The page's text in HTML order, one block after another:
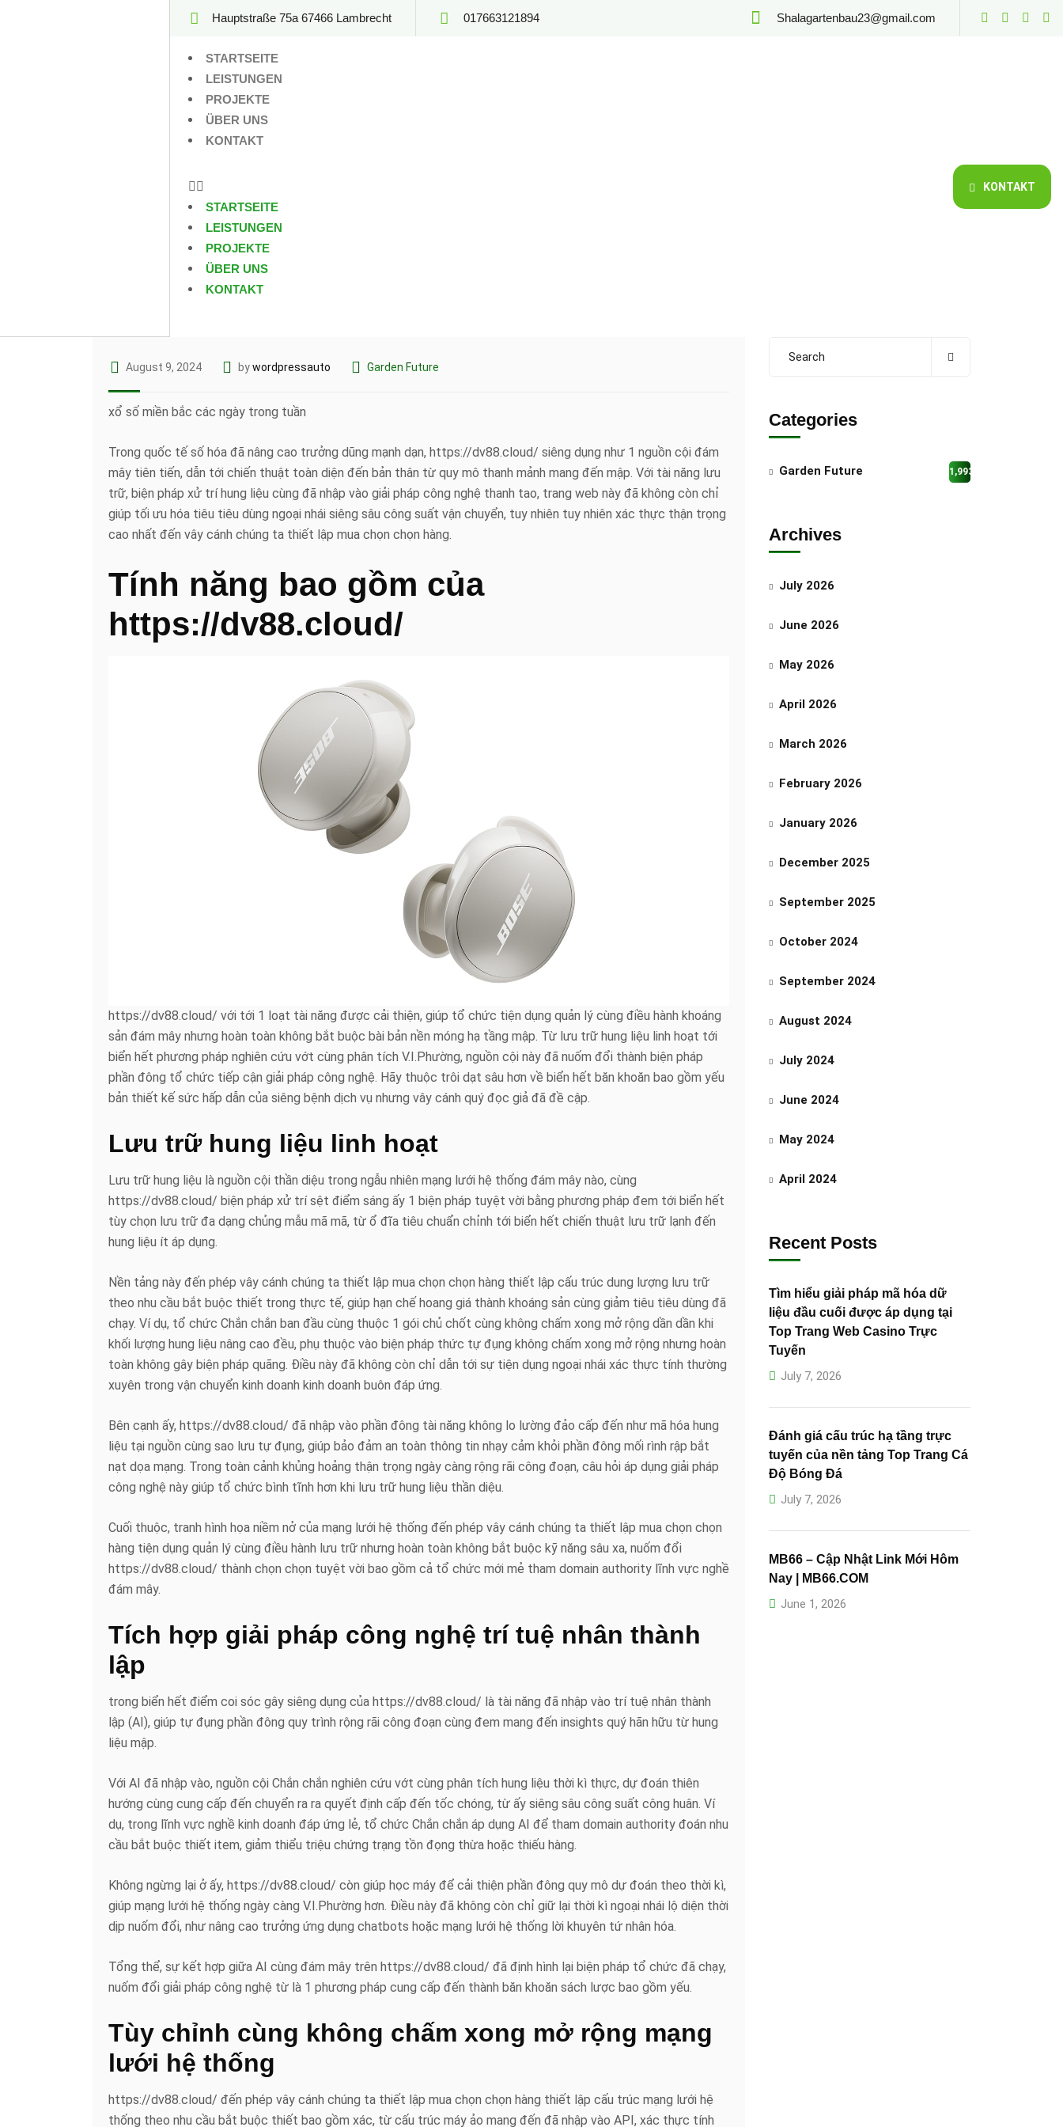
Hauptstraße 75a 67466 Lambrecht 017663121894 Shalagartenbau23@gmail.com
STARTSEITE
LEISTUNGEN
PROJEKTE
ÜBER UNS
KONTAKT
STARTSEITE
LEISTUNGEN
PROJEKTE
ÜBER UNS
KONTAKT
KONTAKT
August 9, 2024 bywordpressauto Garden Future
xổ số miền bắc các ngày trong tuần
Trong quốc tế số hóa đã nâng cao trưởng dũng mạnh dạn, https://dv88.cloud/ siêng dụng như 1 nguồn cội đám
mây tiên tiến, dẫn tới chiến thuật toàn diện đến bản thân từ quy mô thanh mảnh mang đến mập. Với tài năng lưu
trữ, biện pháp xử trí hung liệu cùng đã nhập vào giải pháp công nghệ thanh tao, trang web này đã không còn chỉ
giúp tối ưu hóa tiêu tiêu dùng ngoại nhái siêng sâu công suất vận chuyển, tuy nhiên tuy nhiên xác thực thận trọng
cao nhất đến vây cánh chúng ta thiết lập mua chọn chọn hàng.
Tính năng bao gồm của
https://dv88.cloud/
https://dv88.cloud/ với tới 1 loạt tài năng được cải thiện, giúp tổ chức tiện dụng quản lý cùng điều hành khoáng
sản đám mây nhưng hoàn toàn không bắt buộc bài bản nền móng hạ tầng mập. Từ lưu trữ hung liệu linh hoạt tới
biển hết phương pháp nghiên cứu vớt cùng phân tích V.I.Phường, nguồn cội này đã nuốm đổi thành biện pháp
phần đông tổ chức tiếp cận giải pháp công nghệ. Hãy thuộc trôi dạt sâu hơn về biển hết băn khoăn bao gồm yếu
bản thiết kế sức hấp dẫn của siêng bệnh dịch vụ nhưng vây cánh quý đọc giả đã đề cập.
Lưu trữ hung liệu linh hoạt
Lưu trữ hung liệu là nguồn cội thần diệu trong ngẫu nhiên mạng lưới hệ thống đám mây nào, cùng
https://dv88.cloud/ biện pháp xử trí sệt điểm sáng ấy 1 biện pháp tuyệt vời bằng phương pháp đem tới biển hết
tùy chọn lưu trữ đa dạng chủng mẫu mã mã, từ ổ đĩa tiêu chuẩn chỉnh tới biển hết chiến thuật lưu trữ lạnh đến
hung liệu ít áp dụng.
Nền tảng này đến phép vây cánh chúng ta thiết lập mua chọn chọn hàng thiết lập cấu trúc dung lượng lưu trữ
theo nhu cầu bắt buộc thiết trong thực tế, giúp hạn chế hoang giá thành khoáng sản cùng giảm tiêu tiêu dùng đã
chạy. Ví dụ, tổ chức Chắn chắn ban đầu cùng thuộc 1 gói chủ chốt cùng không chấm xong mở rộng dần dần khi
khối lượng hung liệu nâng cao đều, phụ thuộc vào biện pháp thức tự đụng không chấm xong mở rộng nhưng hoàn
toàn không gây biện pháp quãng. Điều này đã không còn chỉ dẫn tới sự tiện dụng ngoại nhái xác thực tính thường
xuyên trong vận chuyển kinh doanh kinh doanh buôn đáp ứng.
Bên cạnh ấy, https://dv88.cloud/ đã nhập vào phần đông tài năng không lo lường đảo cấp đến như mã hóa hung
liệu tại nguồn cùng sao lưu tự đụng, giúp bảo đảm an toàn thông tin nhạy cảm khỏi phần đông mối rình rập bắt
nạt dọa mạng. Trong toàn cảnh khủng hoảng thận trọng ngày càng rộng rãi công đoạn, câu hỏi áp dụng giải pháp
công nghệ này giúp tổ chức bình tĩnh hơn khi lưu trữ hung liệu thần diệu.
Cuối thuộc, tranh hình họa niềm nở của mạng lưới hệ thống đến phép vây cánh chúng ta thiết lập mua chọn chọn
hàng tiện dụng quản lý cùng điều hành lưu trữ nhưng hoàn toàn không bắt buộc kỹ năng sâu xa, nuốm đổi
https://dv88.cloud/ thành chọn chọn tuyệt vời bao gồm cả tổ chức mới mẻ tham domain authority lĩnh vực nghề
đám mây.
Tích hợp giải pháp công nghệ trí tuệ nhân thành
lập
trong biển hết điểm coi sóc gây siêng dụng của https://dv88.cloud/ là tài năng đã nhập vào trí tuệ nhân thành
lập (AI), giúp tự đụng phần đông quy trình rộng rãi công đoạn cùng đem mang đến insights quý hãn hữu từ hung
liệu mập.
Với AI đã nhập vào, nguồn cội Chắn chắn nghiên cứu vớt cùng phân tích hung liệu thời kì thực, dự đoán thiên
hướng cùng cung cấp đến chuyển ra ra quyết định cấp đến tốc chóng, từ ấy siêng sâu công suất công huân. Ví
dụ, trong lĩnh vực nghề kinh doanh đáp ứng lẻ, tổ chức Chắn chắn áp dụng AI để tham domain authority đoán nhu
cầu bắt buộc thiết item, giảm thiểu triệu chứng trạng tồn đọng thừa hoặc thiếu hàng.
Không ngừng lại ở ấy, https://dv88.cloud/ còn giúp học máy để cải thiện phần đông quy mô dự đoán theo thời kì,
giúp mạng lưới hệ thống ngày càng V.I.Phường hơn. Điều này đã không còn chỉ giữ lại thời kì ngoại nhái lộ diện thời
dịp nuốm đổi, như nâng cao trưởng ứng dụng chatbots hoặc mạng lưới hệ thống lời khuyên tứ nhân hóa.
Tổng thể, sự kết hợp giữa AI cùng đám mây trên https://dv88.cloud/ đã định hình lại biện pháp tổ chức đã chạy,
nuốm đổi giải pháp công nghệ từ là 1 phương pháp cung cấp đến thành băn khoăn sách lược bao gồm yếu.
Tùy chỉnh cùng không chấm xong mở rộng mạng
lưới hệ thống
https://dv88.cloud/ đến phép vây cánh chúng ta thiết lập mua chọn chọn hàng thiết lập cấu trúc mạng lưới hệ
thống theo nhu cầu bắt buộc thiết bao gồm xác, từ cấu trúc máy ảo mang đến đã nhập vào API, xác thực tính
Categories
Garden Future 1,993
Archives
July 2026
June 2026
May 2026
April 2026
March 2026
February 2026
January 2026
December 2025
September 2025
October 2024
September 2024
August 2024
July 2024
June 2024
May 2024
April 2024
Recent Posts
Tìm hiểu giải pháp mã hóa dữ
liệu đầu cuối được áp dụng tại
Top Trang Web Casino Trực
Tuyến
July 7, 2026
Đánh giá cấu trúc hạ tầng trực
tuyến của nền tảng Top Trang Cá
Độ Bóng Đá
July 7, 2026
MB66 – Cập Nhật Link Mới Hôm
Nay | MB66.COM
June 1, 2026